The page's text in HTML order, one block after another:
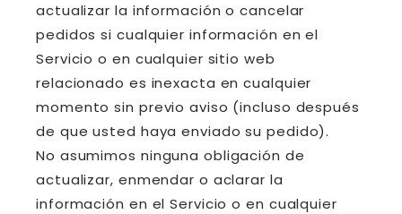
actualizar la información o cancelar
pedidos si cualquier información en el
Servicio o en cualquier sitio web
relacionado es inexacta en cualquier
momento sin previo aviso (incluso después
de que usted haya enviado su pedido).
No asumimos ninguna obligación de
actualizar, enmendar o aclarar la
información en el Servicio o en cualquier